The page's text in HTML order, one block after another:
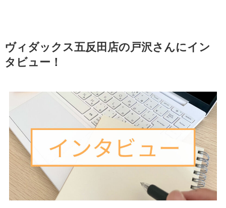
ヴィダックス五反田店の戸沢さんにイン
タビュー！